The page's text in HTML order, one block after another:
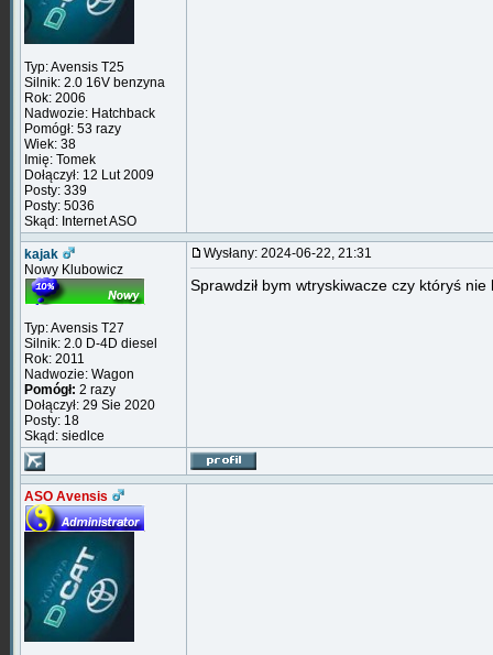
Typ: Avensis T25
Silnik: 2.0 16V benzyna
Rok: 2006
Nadwozie: Hatchback
Pomógł: 53 razy
Wiek: 38
Imię: Tomek
Dołączył: 12 Lut 2009
Posty: 339
Posty: 5036
Skąd: Internet ASO
kajak
Nowy Klubowicz
Typ: Avensis T27
Silnik: 2.0 D-4D diesel
Rok: 2011
Nadwozie: Wagon
Pomógł: 2 razy
Dołączył: 29 Sie 2020
Posty: 18
Skąd: siedlce
Wysłany: 2024-06-22, 21:31
Sprawdził bym wtryskiwacze czy któryś nie
ASO Avensis